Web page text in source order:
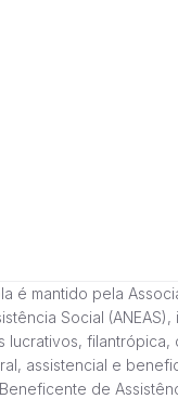
é mantido pela
Social
lucrativos, filantrópica,
assistencial e
de